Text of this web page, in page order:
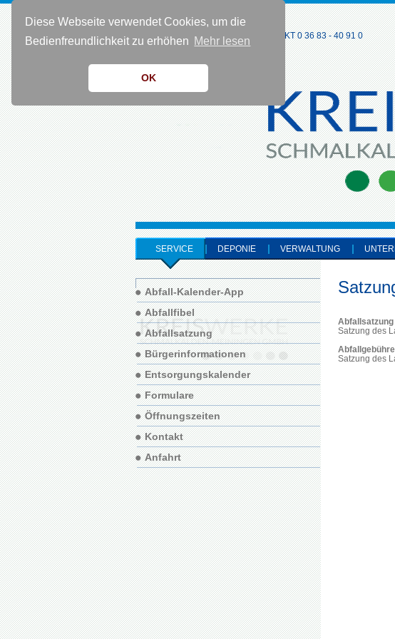
Diese Webseite verwendet Cookies, um die
Bedienfreundlichkeit zu erhöhen Mehr lesen
OK
KONTAKT 0 36 83 - 40 91 0
SERVICE DEPONIE VERWALTUNG
Abfallsatzung
Satzung des
Satzung des
Abfall-Kalender-App
Abfallfibel
Abfallsatzung
Bürgerinformationen
Entsorgungskalender
Formulare
Öffnungszeiten
Kontakt
Anfahrt